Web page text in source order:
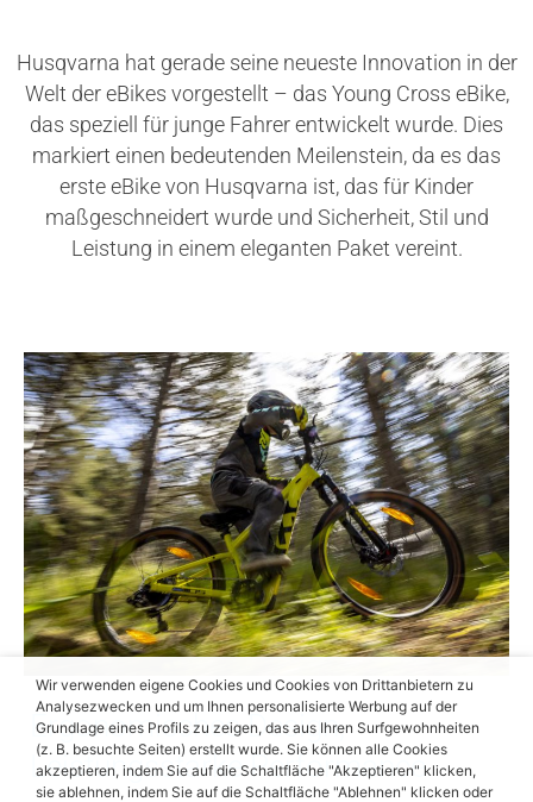
Husqvarna hat gerade seine neueste Innovation in der
Welt der eBikes vorgestellt – das Young Cross eBike,
das speziell für junge Fahrer entwickelt wurde. Dies
markiert einen bedeutenden Meilenstein, da es das
erste eBike von Husqvarna ist, das für Kinder
maßgeschneidert wurde und Sicherheit, Stil und
Leistung in einem eleganten Paket vereint.
Ergonomisches Design,
Leistungsstarke Performance
Wir verwenden eigene Cookies und Cookies von Drittanbietern zu
Analysezwecken und um Ihnen personalisierte Werbung auf der
Grundlage eines Profils zu zeigen, das aus Ihren Surfgewohnheiten
(z. B. besuchte Seiten) erstellt wurde. Sie können alle Cookies
akzeptieren, indem Sie auf die Schaltfläche "Akzeptieren" klicken,
sie ablehnen, indem Sie auf die Schaltfläche "Ablehnen" klicken oder